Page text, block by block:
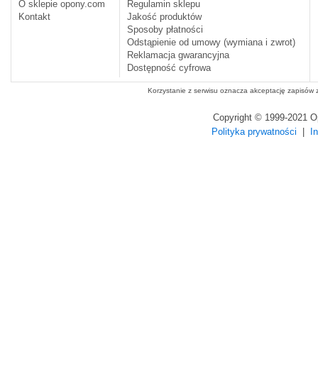
O sklepie opony.com
Kontakt
Regulamin sklepu
Jakość produktów
Sposoby płatności
Odstąpienie od umowy (wymiana i zwrot)
Reklamacja gwarancyjna
Dostępność cyfrowa
Korzystanie z serwisu oznacza akceptację zapisów
Copyright © 1999-2021
Polityka prywatności